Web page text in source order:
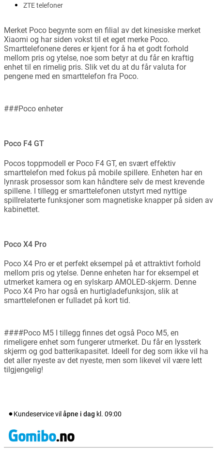
ZTE telefoner
Merket Poco begynte som en filial av det kinesiske merket
Xiaomi og har siden vokst til et eget merke Poco.
Smarttelefonene deres er kjent for å ha et godt forhold
mellom pris og ytelse, noe som betyr at du får en kraftig
enhet til en rimelig pris. Slik vet du at du får valuta for
pengene med en smarttelefon fra Poco.
###Poco enheter
Poco F4 GT
Pocos toppmodell er Poco F4 GT, en svært effektiv
smarttelefon med fokus på mobile spillere. Enheten har en
lynrask prosessor som kan håndtere selv de mest krevende
spillene. I tillegg er smarttelefonen utstyrt med nyttige
spillrelaterte funksjoner som magnetiske knapper på siden av
kabinettet.
Poco X4 Pro
Poco X4 Pro er et perfekt eksempel på et attraktivt forhold
mellom pris og ytelse. Denne enheten har for eksempel et
utmerket kamera og en sylskarp AMOLED-skjerm. Denne
Poco X4 Pro har også en hurtigladefunksjon, slik at
smarttelefonen er fulladet på kort tid.
####Poco M5 I tillegg finnes det også Poco M5, en
rimeligere enhet som fungerer utmerket. Du får en lyssterk
skjerm og god batterikapasitet. Ideell for deg som ikke vil ha
det aller nyeste av det nyeste, men som likevel vil være lett
tilgjengelig!
Kundeservice vil åpne i dag kl. 09:00